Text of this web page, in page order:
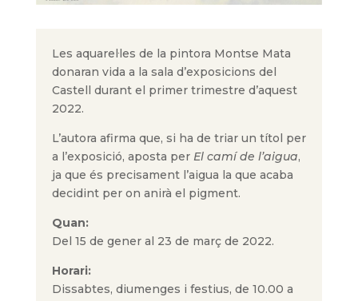
Les aquarel·les de la pintora Montse Mata
donaran vida a la sala d’exposicions del
Castell durant el primer trimestre d’aquest
2022.
L’autora afirma que, si ha de triar un títol per
a l’exposició, aposta per El camí de l’aigua,
ja que és precisament l’aigua la que acaba
decidint per on anirà el pigment.
Quan:
Del 15 de gener al 23 de març de 2022.
Horari:
Dissabtes, diumenges i festius, de 10.00 a